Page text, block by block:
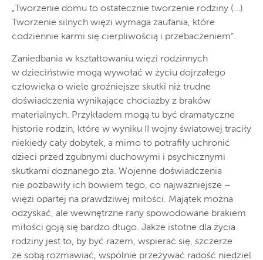
„Tworzenie domu to ostatecznie tworzenie rodziny (…)
Tworzenie silnych więzi wymaga zaufania, które
codziennie karmi się cierpliwością i przebaczeniem”.
Zaniedbania w kształtowaniu więzi rodzinnych
w dzieciństwie mogą wywołać w życiu dojrzałego
człowieka o wiele groźniejsze skutki niż trudne
doświadczenia wynikające chociażby z braków
materialnych. Przykładem mogą tu być dramatyczne
historie rodzin, które w wyniku II wojny światowej traciły
niekiedy cały dobytek, a mimo to potrafiły uchronić
dzieci przed zgubnymi duchowymi i psychicznymi
skutkami doznanego zła. Wojenne doświadczenia
nie pozbawiły ich bowiem tego, co najważniejsze –
więzi opartej na prawdziwej miłości. Majątek można
odzyskać, ale wewnętrzne rany spowodowane brakiem
miłości goją się bardzo długo. Jakże istotne dla życia
rodziny jest to, by być razem, wspierać się, szczerze
ze sobą rozmawiać, wspólnie przeżywać radość niedziel